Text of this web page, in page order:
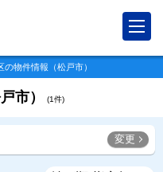
の物件情報（松戸市）
市） (1件)
変更